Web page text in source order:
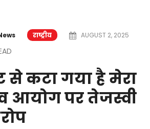
राष्ट्रीय
AUGUST 2, 2025
से कटा गया है मेरा
आयोग पर तेजस्वी